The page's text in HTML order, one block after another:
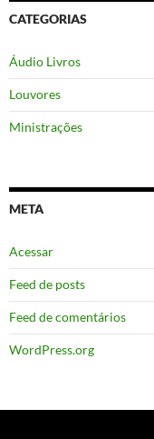
CATEGORIAS
Áudio Livros
Louvores
Ministrações
META
Acessar
Feed de posts
Feed de comentários
WordPress.org